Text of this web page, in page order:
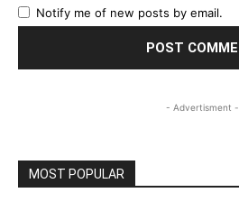
Notify me of new posts by email.
- Advertisment -
MOST POPULAR